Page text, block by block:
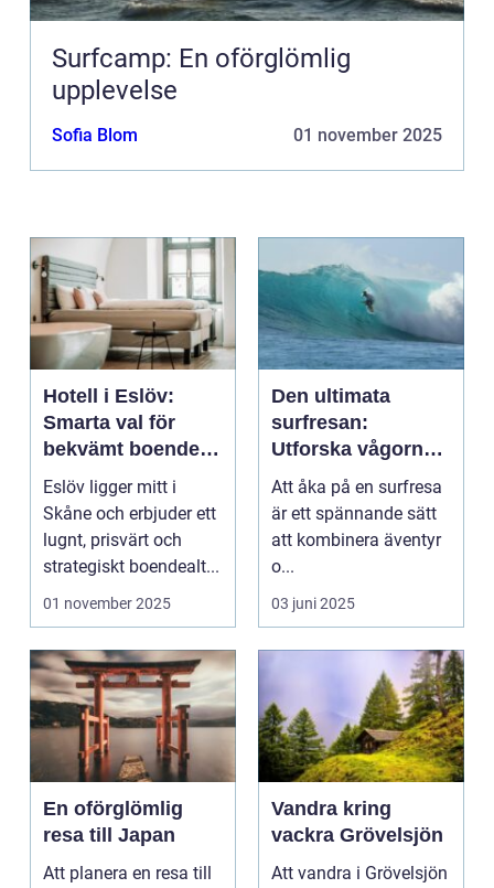
Surfcamp: En oförglömlig
upplevelse
Sofia Blom 01 november 2025
Hotell i Eslöv:
Smarta val för
bekvämt boende i
hjärtat av Skåne
Eslöv ligger mitt i
Skåne och erbjuder ett
lugnt, prisvärt och
strategiskt boendealt...
01 november 2025
Den ultimata
surfresan:
Utforska vågorna
och upptäck
äventyret
Att åka på en surfresa
är ett spännande sätt
att kombinera äventyr
o...
03 juni 2025
En oförglömlig
resa till Japan
Att planera en resa till
Vandra kring
vackra Grövelsjön
Att vandra i Grövelsjön